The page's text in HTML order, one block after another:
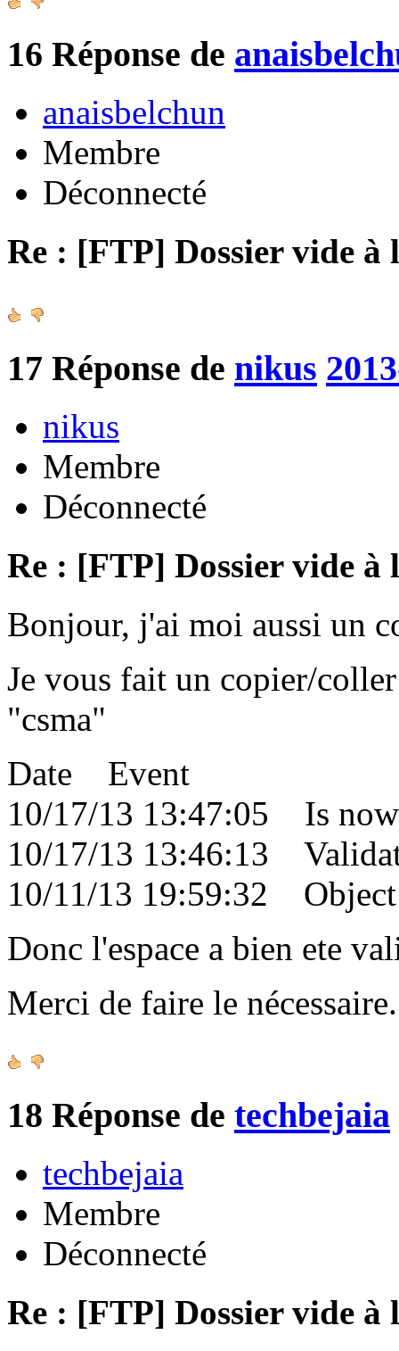
16 Réponse de
anaisbelchun
Membre
Déconnecté
Re : [FTP] Dossier vide à
17 Réponse de nikus
nikus
Membre
Déconnecté
Re : [FTP] Dossier vide à
Bonjour, j'ai moi aussi un
Je vous fait un copier/
"csma"
Date Event
10/17/13 13:47:05 Is
10/17/13 13:46:13
10/11/13 19:59:32
Donc l'espace a bien ete
Merci de faire le
18 Réponse de techbejaia
techbejaia
Membre
Déconnecté
Re : [FTP] Dossier vide à